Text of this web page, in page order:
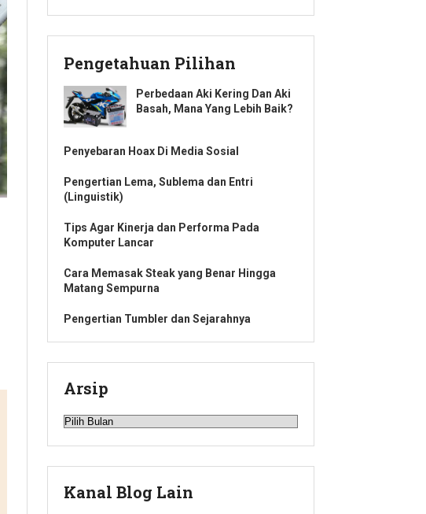
Pengetahuan Pilihan
Perbedaan Aki Kering Dan Aki
Basah, Mana Yang Lebih Baik?
Penyebaran Hoax Di Media Sosial
Pengertian Lema, Sublema dan Entri
(Linguistik)
Tips Agar Kinerja dan Performa Pada
Komputer Lancar
Cara Memasak Steak yang Benar Hingga
Matang Sempurna
Pengertian Tumbler dan Sejarahnya
Arsip
Arsip
Kanal Blog Lain